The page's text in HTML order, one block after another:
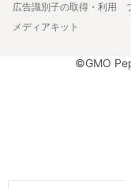
広告識別子の取得・利用
メディアキット
©GMO